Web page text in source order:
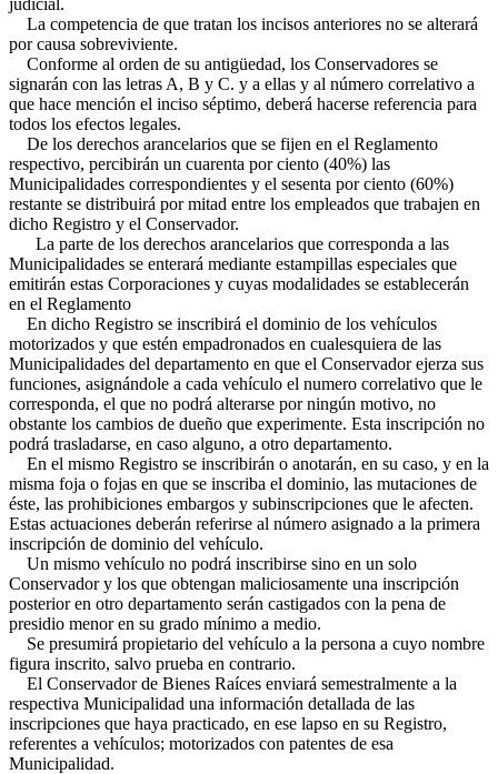
judicial.
La competencia de que tratan los incisos anteriores no se alterará
por causa sobreviviente.
Conforme al orden de su antigüedad, los Conservadores se
signarán con las letras A, B y C. y a ellas y al número correlativo a
que hace mención el inciso séptimo, deberá hacerse referencia para
todos los efectos legales.
De los derechos arancelarios que se fijen en el Reglamento
respectivo, percibirán un cuarenta por ciento (40%) las
Municipalidades correspondientes y el sesenta por ciento (60%)
restante se distribuirá por mitad entre los empleados que trabajen en
dicho Registro y el Conservador.
La parte de los derechos arancelarios que corresponda a las
Municipalidades se enterará mediante estampillas especiales que
emitirán estas Corporaciones y cuyas modalidades se establecerán
en el Reglamento
En dicho Registro se inscribirá el dominio de los vehículos
motorizados y que estén empadronados en cualesquiera de las
Municipalidades del departamento en que el Conservador ejerza sus
funciones, asignándole a cada vehículo el numero correlativo que le
corresponda, el que no podrá alterarse por ningún motivo, no
obstante los cambios de dueño que experimente. Esta inscripción no
podrá trasladarse, en caso alguno, a otro departamento.
En el mismo Registro se inscribirán o anotarán, en su caso, y en la
misma foja o fojas en que se inscriba el dominio, las mutaciones de
éste, las prohibiciones embargos y subinscripciones que le afecten.
Estas actuaciones deberán referirse al número asignado a la primera
inscripción de dominio del vehículo.
Un mismo vehículo no podrá inscribirse sino en un solo
Conservador y los que obtengan maliciosamente una inscripción
posterior en otro departamento serán castigados con la pena de
presidio menor en su grado mínimo a medio.
Se presumirá propietario del vehículo a la persona a cuyo nombre
figura inscrito, salvo prueba en contrario.
El Conservador de Bienes Raíces enviará semestralmente a la
respectiva Municipalidad una información detallada de las
inscripciones que haya practicado, en ese lapso en su Registro,
referentes a vehículos; motorizados con patentes de esa
Municipalidad.